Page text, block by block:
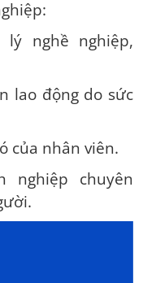
nghề nghiệp,
lao động do sức
của nhân viên.
nghiệp chuyên